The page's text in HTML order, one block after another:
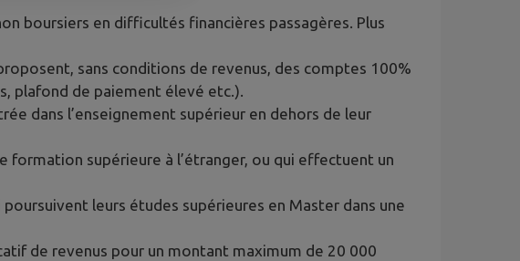
boursiers en difficultés financières passagères. Plus
sans conditions de revenus, des comptes 100%
plafond de paiement élevé etc.).
dans l’enseignement supérieur en dehors de leur
formation supérieure à l’étranger, ou qui effectuent un
leurs études supérieures en Master dans une
de revenus pour un montant maximum de 20 000